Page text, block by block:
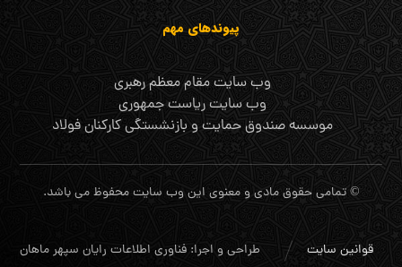
پیوندهای مهم
وب سایت مقام معظم رهبری
وب سایت ریاست جمهوری
موسسه صندوق حمایت و بازنشستگی کارکنان فولاد
© تمامی حقوق مادی و معنوی این وب سایت محفوظ می باشد.
طراحی و اجرا: فناوری اطلاعات رایان سپهر ماهان قوانین سایت